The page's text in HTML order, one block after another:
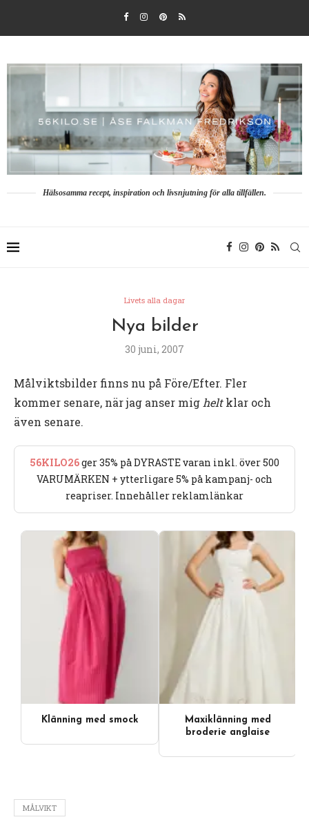
Hälsosamma recept, inspiration och livsnjutning för alla tillfällen.
Livets alla dagar
Nya bilder
30 juni, 2007
Målviktsbilder finns nu på Före/Efter. Fler
kommer senare, när jag anser mig heltklar och
även senare.
56KILO26ger 35% på DYRASTE varan inkl. över 500
VARUMÄRKEN + ytterligare 5% på kampanj- och
reapriser. Innehåller reklamlänkar
Videoinnehåll
Klänning med smock
Maxiklänning med
broderie anglaise
MÅLVIKT